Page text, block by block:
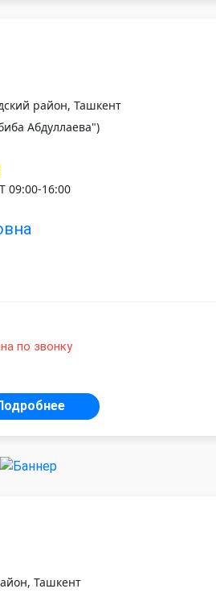
район, Ташкент
Абдуллаева")
09:00-16:00
по звонку
Ташкент